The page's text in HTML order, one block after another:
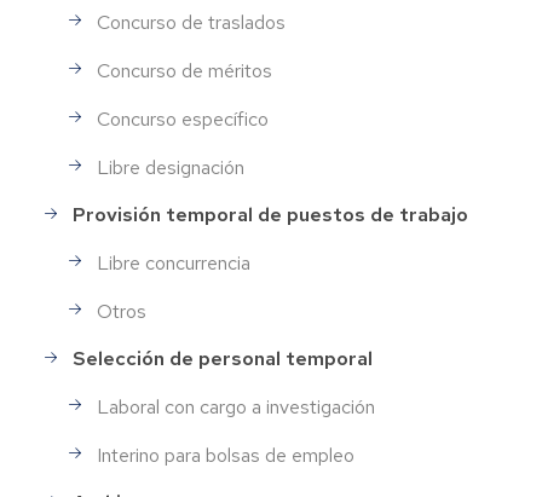
Concurso de traslados
Concurso de méritos
Concurso específico
Libre designación
Provisión temporal de puestos de trabajo
Libre concurrencia
Otros
Selección de personal temporal
Laboral con cargo a investigación
Interino para bolsas de empleo